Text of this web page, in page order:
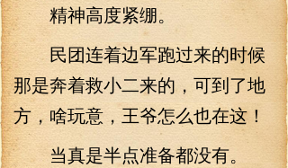
精神高度紧绷。
民团连着边军跑过来的时候
那是奔着救小二来的，可到了地
方，啥玩意，王爷怎么也在这！
当真是半点准备都没有。